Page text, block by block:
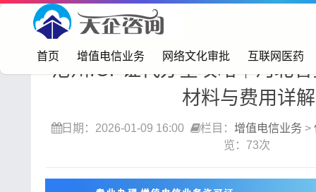
首页 增值电信业务 网络文化审批 互联网医药
首页> 增值电信业务 信息服务业务（icp）
沧州ICP证代办全攻略｜河北
材料与费用详解
日期：2026-01-09 16:00 栏目： 增值电信业务>
览：73次